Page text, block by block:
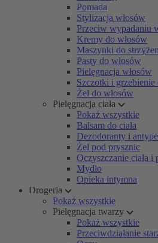
Pomada
Stylizacja włosów
Przeciw wypadaniu
Kremy do włosów
Maszynki do
Pasty do włosów
Pielęgnacja włosów
Szczotki i grzebienie
Żel do włosów
Pielęgnacja ciała
Pokaż wszystkie
Balsam do ciała
Dezodoranty i
Żel pod prysznic
Oczyszczanie ciała i
Mydło
Opieka intymna
Drogeria
Pokaż wszystkie
Pielęgnacja twarzy
Pokaż wszystkie
Przeciwdziałanie